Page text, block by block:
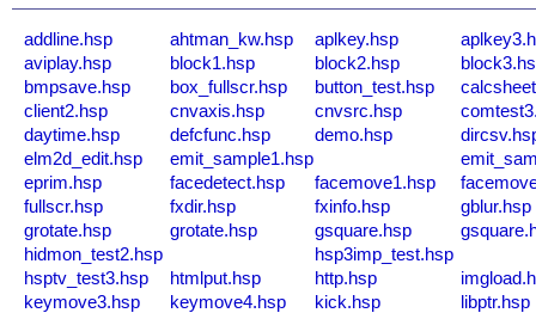
addline.hsp ahtman_kw.hsp aplkey.hsp
aviplay.hsp
block1.hsp block2.hsp
bmpsave.hsp
box_fullscr.hsp button_test.hsp
client2.hsp
cnvaxis.hsp cnvsrc.hsp
daytime.hsp
defcfunc.hsp demo.hsp
elm2d_edit.hsp
emit_sample1.hsp
eprim.hsp
facedetect.hsp facemove1.hsp
fullscr.hsp
fxdir.hsp fxinfo.hsp
gblur.hsp
grotate.hsp
grotate.hsp gsquare.hsp
hidmon_test2.hsp
hsp3imp_test.hsp
hsptv_test3.hsp
htmlput.hsp http.hsp
keymove3.hsp
keymove4.hsp kick.hsp
libptr.hsp